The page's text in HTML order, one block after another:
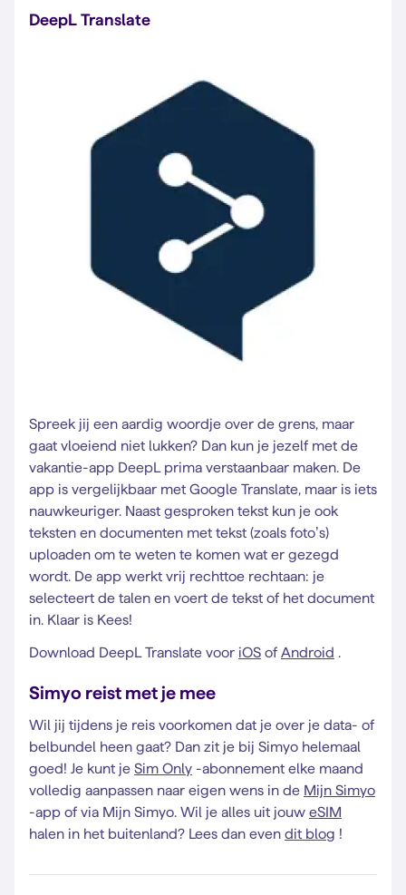
DeepL Translate
Spreek jij een aardig woordje over de grens, maar
gaat vloeiend niet lukken? Dan kun je jezelf met de
vakantie-app DeepL prima verstaanbaar maken. De
app is vergelijkbaar met Google Translate, maar is iets
nauwkeuriger. Naast gesproken tekst kun je ook
teksten en documenten met tekst (zoals foto’s)
uploaden om te weten te komen wat er gezegd
wordt. De app werkt vrij rechttoe rechtaan: je
selecteert de talen en voert de tekst of het document
in. Klaar is Kees!
Download DeepL Translate voor iOS of Android .
Simyo reist met je mee
Wil jij tijdens je reis voorkomen dat je over je data- of
belbundel heen gaat? Dan zit je bij Simyo helemaal
goed! Je kunt je Sim Only -abonnement elke maand
volledig aanpassen naar eigen wens in de Mijn Simyo
-app of via Mijn Simyo. Wil je alles uit jouw eSIM
halen in het buitenland? Lees dan even dit blog !